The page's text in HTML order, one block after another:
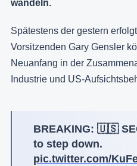
wandeln.
Spätestens der gestern
Vorsitzenden Gary Gensler
Neuanfang in der
Industrie und US-
BREAKING: 🇺🇸
to step down.
pic.twitter.com/